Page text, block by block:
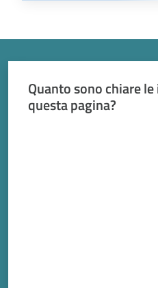
Quanto sono chiare
questa pagina?